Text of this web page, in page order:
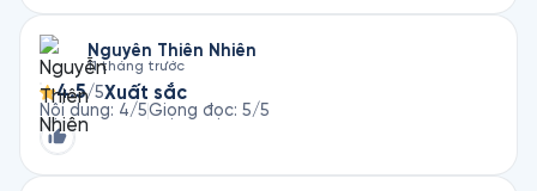
Nguyễn Thiên Nhiên
11 tháng trước
4.5/5Xuất sắc
Nội dung: 4/5Giọng đọc: 5/5